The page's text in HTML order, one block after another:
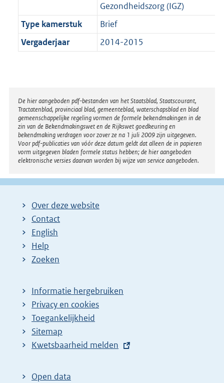
Gezondheidszorg (IGZ)
Type kamerstuk
Brief
Vergaderjaar
2014-2015
Disclaimer
De hier aangeboden pdf-bestanden van het Staatsblad, Staatscourant,
Tractatenblad, provinciaal blad, gemeenteblad, waterschapsblad en blad
gemeenschappelijke regeling vormen de formele bekendmakingen in de
zin van de Bekendmakingswet en de Rijkswet goedkeuring en
bekendmaking verdragen voor zover ze na 1 juli 2009 zijn uitgegeven.
Voor pdf-publicaties van vóór deze datum geldt dat alleen de in papieren
vorm uitgegeven bladen formele status hebben; de hier aangeboden
elektronische versies daarvan worden bij wijze van service aangeboden.
Over deze website
Contact
English
Help
Zoeken
Informatie hergebruiken
Privacy en cookies
Toegankelijkheid
Sitemap
E
t
Kwetsbaarheid melden
Open data